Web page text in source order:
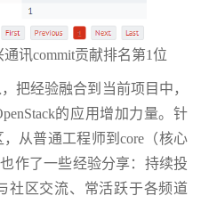
通讯commit贡献排名第1位
把经验融合到当前项目中，
的应用增加力量。针
从普通工程师到core（核心
作了一些经验分享：持续投
社区交流、常活跃于各频道